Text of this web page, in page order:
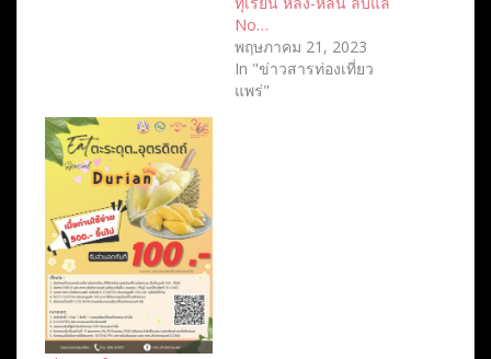
No…
พฤษภาคม 21, 2023
In "ข่าวสารท่องเที่ยว
แพร่"